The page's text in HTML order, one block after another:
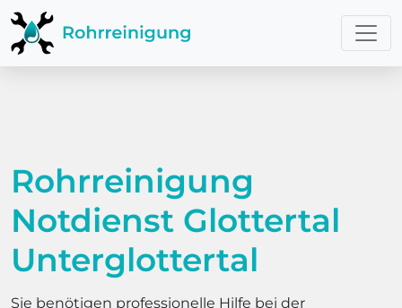
Rohrreinigung
Notdienst Glottertal
Unterglottertal
Sie benötigen professionelle Hilfe bei der